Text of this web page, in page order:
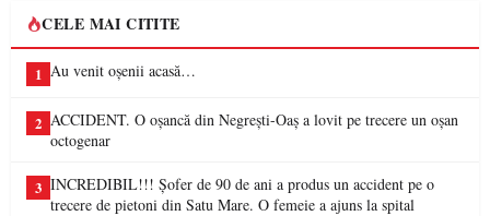
CELE MAI CITITE
1 Au venit oșenii acasă…
2 ACCIDENT. O oșancă din Negrești-Oaș a lovit pe trecere un oșan
octogenar
3 INCREDIBIL!!! Șofer de 90 de ani a produs un accident pe o
trecere de pietoni din Satu Mare. O femeie a ajuns la spital